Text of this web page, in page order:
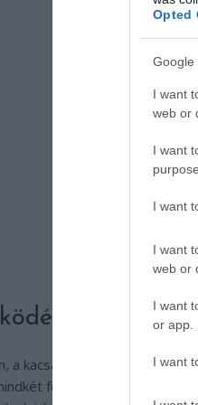
Opted
Google
I want
web or
I want
I want
I want
web or
I want
or app.
I want
ami
a kacsatenyésztő, aki a
félnek hasznos.” A